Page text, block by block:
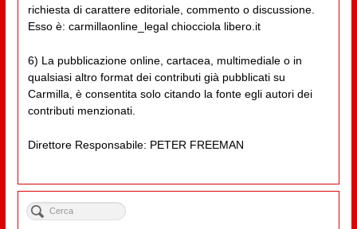
richiesta di carattere editoriale, commento o discussione.
Esso è: carmillaonline_legal chiocciola libero.it
6) La pubblicazione online, cartacea, multimediale o in
qualsiasi altro format dei contributi già pubblicati su
Carmilla, è consentita solo citando la fonte egli autori dei
contributi menzionati.
Direttore Responsabile: PETER FREEMAN